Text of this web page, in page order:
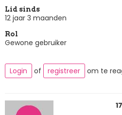
Lid sinds
12 jaar 3 maanden
Rol
Gewone gebruiker
Login of registreer om te